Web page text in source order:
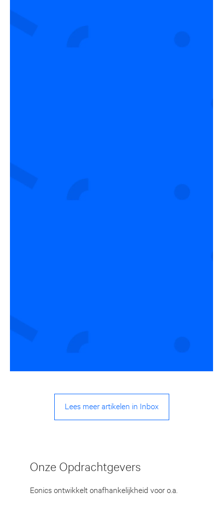
Lees meer artikelen in Inbox
Onze Opdrachtgevers
Eonics ontwikkelt onafhankelijkheid voor o.a.